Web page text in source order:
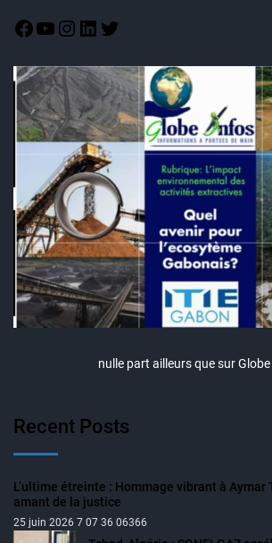
nulle part ailleurs que sur
Recent Posts
L’ultime étreinte : Hommage vibrant à Aymar
amant de la justice
25 juin 2026 7 07 36 06366